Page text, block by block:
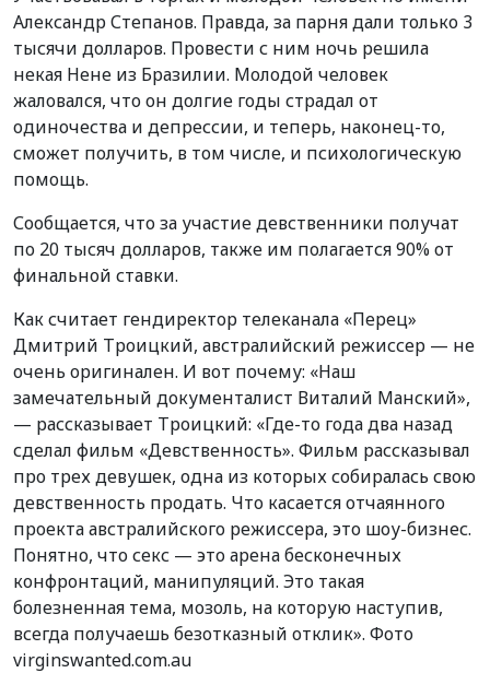
Александр Степанов. Правда, за парня дали только 3
тысячи долларов. Провести с ним ночь решила
некая Нене из Бразилии. Молодой человек
жаловался, что он долгие годы страдал от
одиночества и депрессии, и теперь, наконец-то,
сможет получить, в том числе, и психологическую
помощь.
Сообщается, что за участие девственники получат
по 20 тысяч долларов, также им полагается 90% от
финальной ставки.
Как считает гендиректор телеканала «Перец»
Дмитрий Троицкий, австралийский режиссер — не
очень оригинален. И вот почему: «Наш
замечательный документалист Виталий Манский»,
— рассказывает Троицкий: «Где-то года два назад
сделал фильм «Девственность». Фильм рассказывал
про трех девушек, одна из которых собиралась свою
девственность продать. Что касается отчаянного
проекта австралийского режиссера, это шоу-бизнес.
Понятно, что секс — это арена бесконечных
конфронтаций, манипуляций. Это такая
болезненная тема, мозоль, на которую наступив,
всегда получаешь безотказный отклик». Фото
virginswanted.com.au